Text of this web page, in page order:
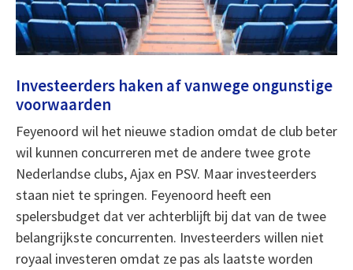
Investeerders haken af vanwege ongunstige
voorwaarden
Feyenoord wil het nieuwe stadion omdat de club beter
wil kunnen concurreren met de andere twee grote
Nederlandse clubs, Ajax en PSV. Maar investeerders
staan niet te springen. Feyenoord heeft een
spelersbudget dat ver achterblijft bij dat van de twee
belangrijkste concurrenten. Investeerders willen niet
royaal investeren omdat ze pas als laatste worden